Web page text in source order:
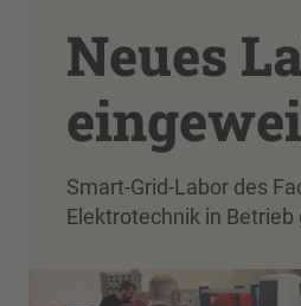
Neues
Smart-Grid-Labor des
Elektrotechnik in